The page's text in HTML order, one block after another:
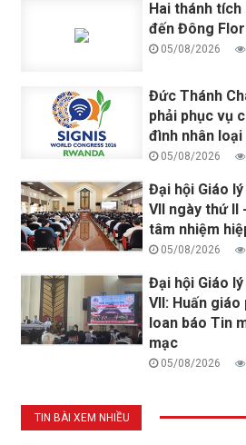
Hai thánh
đến Đông
05/08/2026
Đức Thánh
phải phục vụ
đình nhân loại
05/08/2026
Đại hội Giáo
VII ngày thứ II
tâm nhiệm
05/08/2026
Đại hội Giáo
VII: Huấn
loan báo Tin
mạc
05/08/2026
TIN BÀI XEM NHIỀU